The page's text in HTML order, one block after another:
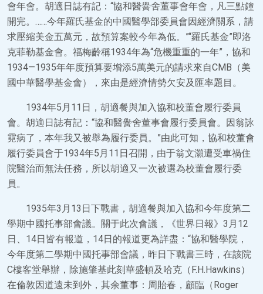
會年會。胡適日誌有記：“協和醫黌舍董事會年會，凡三點鐘
開完。……今年羅氏基金的中國醫學部委員會因經濟關系，請
求壓縮美金五萬元，故預算案較今年為低。”“羅氏基金”即洛
克菲勒基金會。福梅齡稱1934年為“危機重重的一年”，協和
1934—1935年年度預算要增添5萬美元的請求來自CMB（美
國中華醫學基金會），來由是經濟情勢欠安及匯率題目。
1934年5月11日，胡適餐與加入協和校董會履行委員
會。胡適日誌有記：“協和醫黌舍董事會履行委員會。因翁詠
霓病了，本年我又被舉為履行委員。”由此可知，協和校董會
履行委員會于1934年5月11日召開，由于翁文灝遭受車禍住
院醫治而無法任務，所以胡適又一次被選為校董會履行委
員。
1935年3月13日下戰書，胡適餐與加入協和今年度第二
學期中國托事部會議。關于此次會議，《世界日報》3月12
日、14日皆有報道，14日的報道更為詳盡：“協和醫學院，
今年度第二學期中國托事部會議，昨日下戰書三時，在該院
C樓客堂舉辦，除施肇基此刻華盛頓及哈克（F.H.Hawkins）
在倫敦因道遠未到外，其余董事：周貽春，顧臨（Roger